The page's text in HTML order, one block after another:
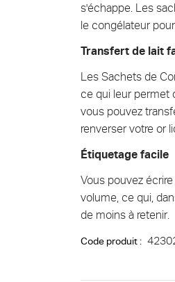
s'échappe. Les
le congélateur
Transfert de lait
Les Sachets de
ce qui leur permet
vous pouvez
renverser votre or
Étiquetage facile
Vous pouvez
volume, ce qui,
de moins à retenir.
Code produit :